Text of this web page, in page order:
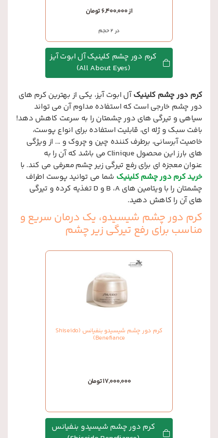
از 6,400,000 تومان
در 2 حجم
کرم دور چشم کلینیک آل ابوت آیز
(All About Eyes)
کرم دور چشم کلینیکآل ابوت آیز، یکی از بهترین کرم های
دور چشم خارجی است که استفاده مداوم آن می تواند
سیاهی و تیرگی های دور چشمتان را به سرعت کاهش دهد!
بافت سبک و ژله ای، قابلیت استفاده برای انواع پوست،
خاصیت آبرسانی، برطرف کننده چین و چروک و ... از ویژگی
های بارز این محصول Clinique می باشد که آن را به
عنوان معجزه ای برای رفع تیرگی زیر چشم معرفی می کند. با
خریدکرم دور چشم کلینیک شما می توانید پوست اطراف
چشمتان را با ویتامین های A، B و D تغذیه کرده و تیرگی
های آن را کاهش دهید.
کرم دور چشم شیسیدو، یک درمان سریع و
مناسب برای رفع تیرگی زیر چشم
کرم دور چشم شیسیدو بنفیانس (Shiseido
Benefiance)
17,000,000 تومان
کرم دور چشم شیسیدو بنفیانس